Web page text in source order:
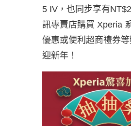
5 IV，也同步享有
訊專賣店購買 Xperia
優惠或便利超商禮券
迎新年！